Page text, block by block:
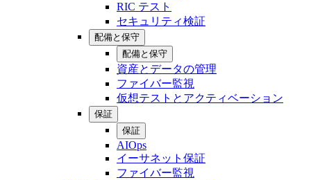
RIC テスト
セキュリティ検証
配備と保守
配備と保守
資産とデータの管理
ファイバー監視
仮想テストとアクティベーション
保証
保証
AIOps
イーサネット保証
ファイバー監視